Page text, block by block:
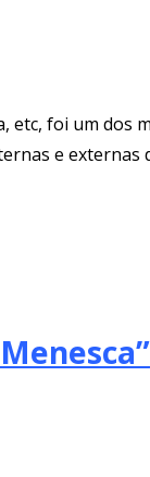
etc, foi um
e externas